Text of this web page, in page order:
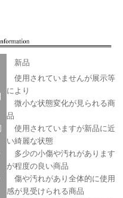
新品
使用されていませんが展示等
により
微小な状態変化が見られる商
品
使用されていますが新品に近
い綺麗な状態
多少の小傷や汚れがあります
が程度の良い商品
傷や汚れがあり全体的に使用
感が見受けられる商品